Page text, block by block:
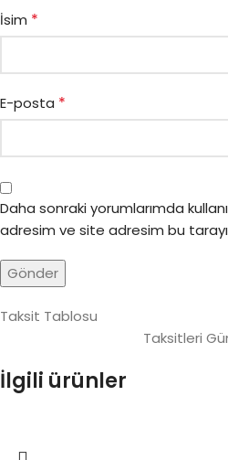
İsim *
E-posta *
Daha sonraki yorumlarımda
adresim ve site adresim bu
Taksit Tablosu
Taksitleri
İlgili ürünler